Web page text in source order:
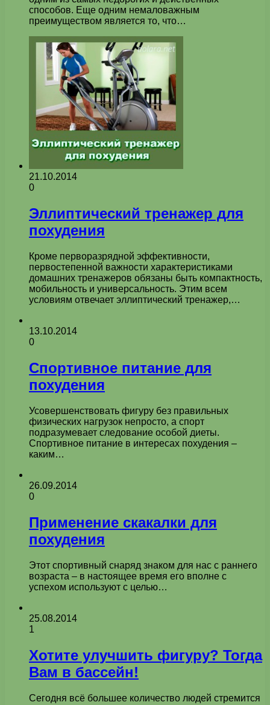
способов. Еще одним немаловажным
преимуществом является то, что…
21.10.2014
0
Эллиптический тренажер для
похудения
Кроме перворазрядной эффективности,
первостепенной важности характеристиками
домашних тренажеров обязаны быть компактность,
мобильность и универсальность. Этим всем
условиям отвечает эллиптический тренажер,…
13.10.2014
0
Спортивное питание для
похудения
Усовершенствовать фигуру без правильных
физических нагрузок непросто, а спорт
подразумевает следование особой диеты.
Спортивное питание в интересах похудения –
каким…
26.09.2014
0
Применение скакалки для
похудения
Этот спортивный снаряд знаком для нас с раннего
возраста – в настоящее время его вполне с
успехом используют с целью…
25.08.2014
1
Хотите улучшить фигуру? Тогда
Вам в бассейн!
Сегодня всё большее количество людей стремится